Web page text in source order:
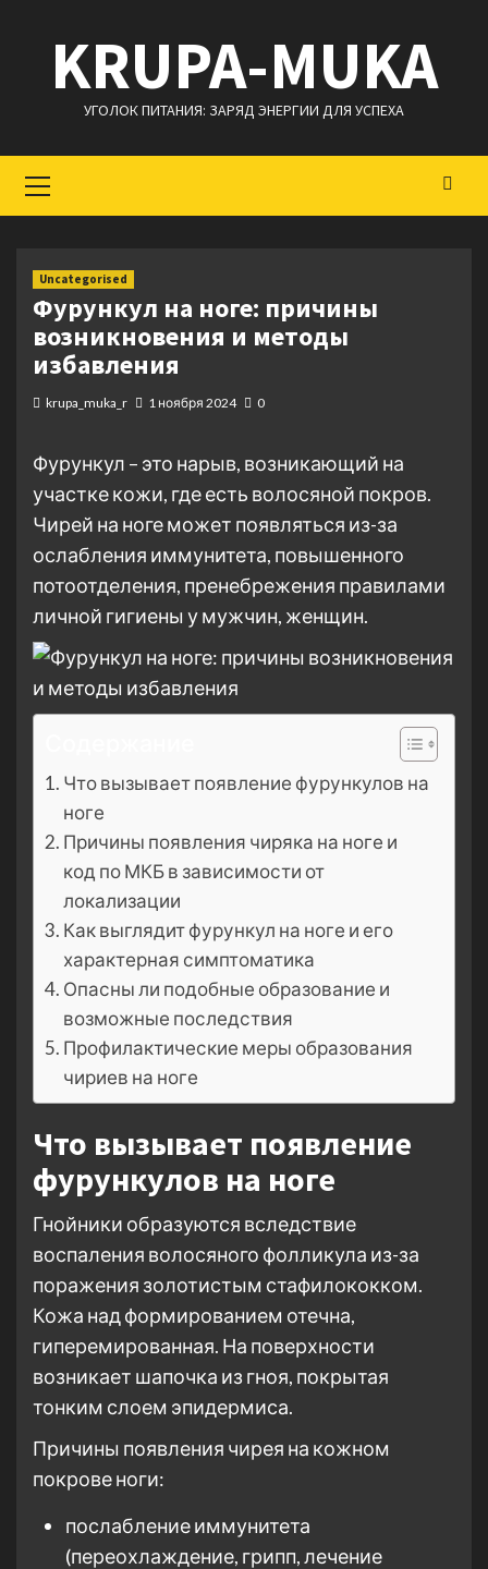
содержимому
KRUPA-MUKA
УГОЛОК ПИТАНИЯ: ЗАРЯД ЭНЕРГИИ ДЛЯ УСПЕХА
меню
Uncategorised
Фурункул на ноге: причины
возникновения и методы
избавления
krupa_muka_r 1 ноября 2024 0
Фурункул – это нарыв, возникающий на
участке кожи, где есть волосяной покров.
Чирей на ноге может появляться из-за
ослабления иммунитета, повышенного
потоотделения, пренебрежения правилами
личной гигиены у мужчин, женщин.
Что вызывает появление фурункулов на
ноге
Причины появления чиряка на ноге и
код по МКБ в зависимости от
локализации
Как выглядит фурункул на ноге и его
характерная симптоматика
Опасны ли подобные образование и
возможные последствия
Профилактические меры образования
чириев на ноге
Что вызывает появление
фурункулов на ноге
Гнойники образуются вследствие
воспаления волосяного фолликула из-за
поражения золотистым стафилококком.
Кожа над формированием отечна,
гиперемированная. На поверхности
возникает шапочка из гноя, покрытая
тонким слоем эпидермиса.
Причины появления чирея на кожном
покрове ноги:
послабление иммунитета
(переохлаждение, грипп, лечение